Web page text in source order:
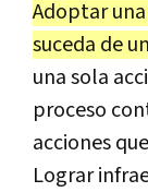
Adoptar
suceda de
una sola
proceso
acciones
Lograr